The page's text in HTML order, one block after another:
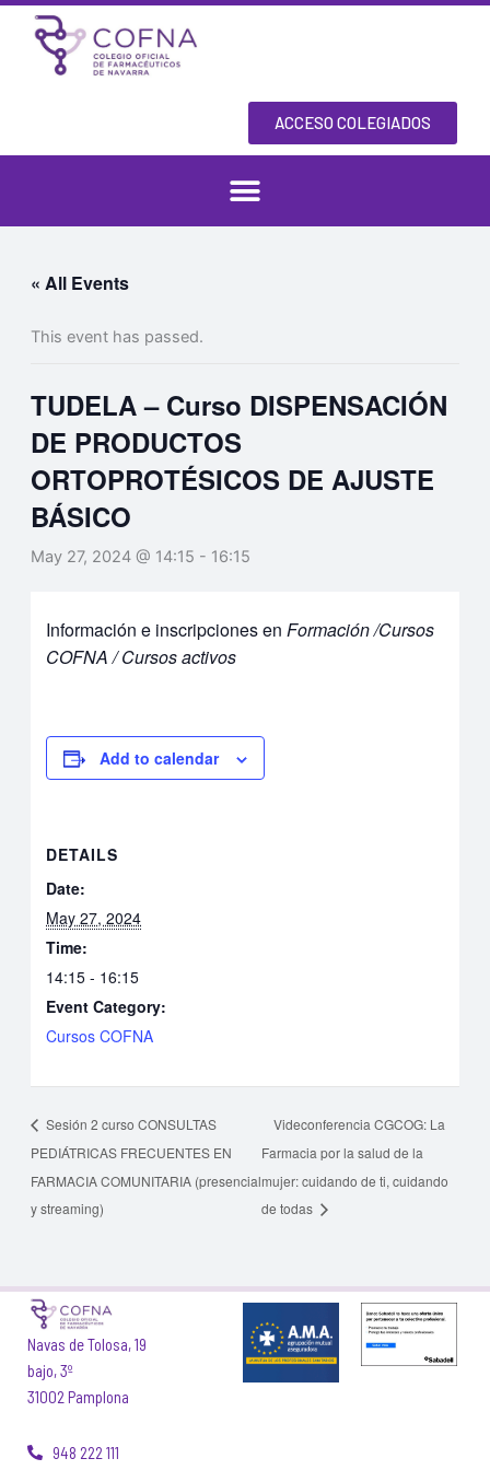
Skip
content
ACCESO COLEGIADOS
« All Events
This event has passed.
TUDELA – Curso DISPENSACIÓN
DE PRODUCTOS
ORTOPROTÉSICOS DE AJUSTE
BÁSICO
May 27, 2024 @ 14:15 - 16:15
Información e inscripciones enFormación /Cursos
COFNA / Cursos activos
Add to calendar
DETAILS
Date:
May 27, 2024
Time:
14:15 - 16:15
Event Category:
Cursos COFNA
Sesión 2 curso CONSULTAS
PEDIÁTRICAS FRECUENTES EN
FARMACIA COMUNITARIA (presencial
y streaming)
Videconferencia CGCOG: La
Farmacia por la salud de la
mujer: cuidando de ti, cuidando
de todas
Navas de Tolosa, 19
bajo, 3º
31002 Pamplona
948 222 111